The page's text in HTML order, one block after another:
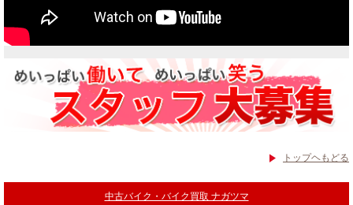
トップヘもどる
中古バイク・バイク買取 ナガツマ